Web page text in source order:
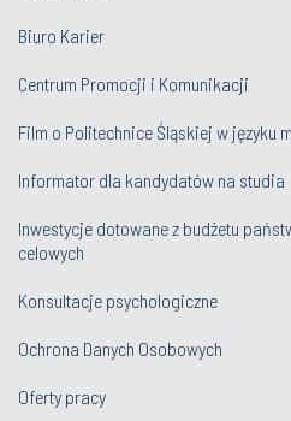
Biuro Karier
Centrum Promocji i Komunikacji
Film o Politechnice Śląskiej w języku
Informator dla kandydatów na studia
Inwestycje dotowane z budżetu
celowych
Konsultacje psychologiczne
Ochrona Danych Osobowych
Oferty pracy